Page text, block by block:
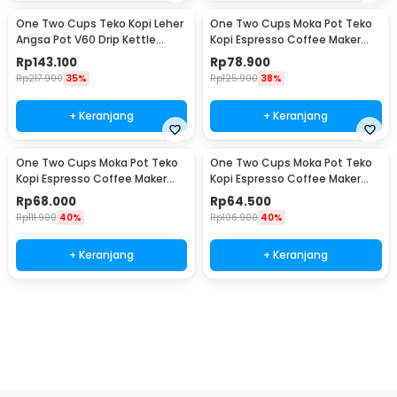
One Two Cups Teko Kopi Leher
Angsa Pot V60 Drip Kettle
960ml - RF-15
Rp143.100
Rp217.900 35%
+ Keranjang
One Two Cups Moka Pot Teko
Kopi Espresso Coffee Maker
Stovetop 6 Cup 300ml - Z21
Rp78.900
Rp125.900 38%
+ Keranjang
One Two Cups Moka Pot Teko
Kopi Espresso Coffee Maker
Stovetop 4 Cup 200ml - Z21
Rp68.000
Rp111.900 40%
+ Keranjang
One Two Cups Moka Pot Teko
Kopi Espresso Coffee Maker
Stovetop 2 Cup 100ml - Z21
Rp64.500
Rp106.900 40%
+ Keranjang